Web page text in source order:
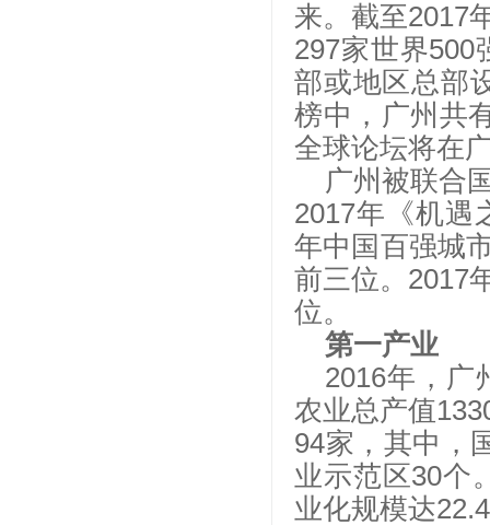
来。截至2017
297家世界500
部或地区总部
榜中，广州共
全球论坛将在
广州被联合
2017年《机遇
年中国百强城
前三位。2017
位。
第一产业
2016年，广
农业总产值
94家，其中，
业示范区30个
业化规模达